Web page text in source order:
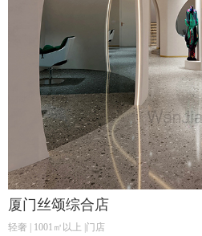
厦门丝颂综合店
轻奢 | 1001㎡以上 |门店